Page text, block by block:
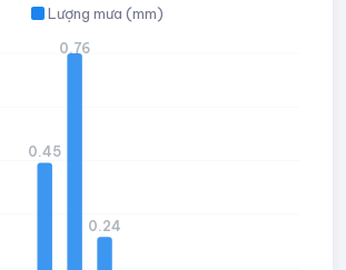
Lượng mưa (mm)
0.45
0.76
0.24